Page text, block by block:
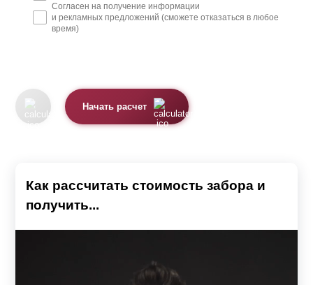
Согласен на получение информации
и рекламных предложений (сможете отказаться в любое
время)
Начать расчет
Как рассчитать стоимость забора и
получить...